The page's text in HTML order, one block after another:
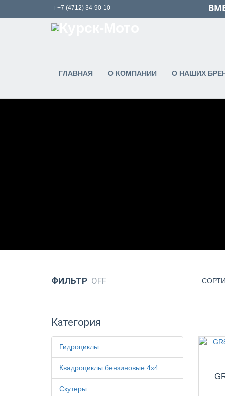
+7 (4712) 34-90-10
ГЛАВНАЯ О КОМПАНИИ О НАШИХ
ФИЛЬТР
Категория
Гидроциклы
Квадроциклы бензиновые 4х4
Скутеры